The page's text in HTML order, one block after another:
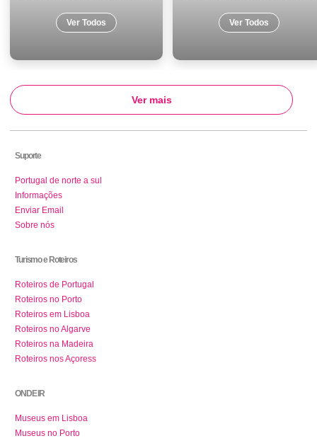
Ver Todos Ver Todos
Ver mais
Suporte
Portugal de norte a sul
Informações
Enviar Email
Sobre nós
Turismo e Roteiros
Roteiros de Portugal
Roteiros no Porto
Roteiros em Lisboa
Roteiros no Algarve
Roteiros na Madeira
Roteiros nos Açoress
ONDE IR
Museus em Lisboa
Museus no Porto